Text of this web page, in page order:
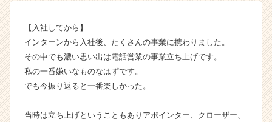
|
ベ
ン
チ
ャ
成
【入社してから】
インターンから入社後、たくさんの事業に携わりました。
その中でも濃い思い出は電話営業の事業立ち上げです。
私の一番嫌いなものなはずです。
でも今振り返ると一番楽しかった。
当時は立ち上げということもありアポインター、クローザー、